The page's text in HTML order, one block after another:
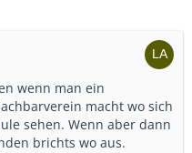
wenn man ein
macht wo sich
sehen. Wenn aber dann
brichts wo aus.